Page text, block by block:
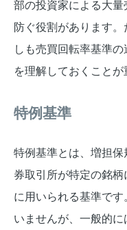
部の投資家による大
防ぐ役割があります
しも売買回転率基準
を理解しておくことが
特例基準
特例基準とは、増担
券取引所が特定の銘
に用いられる基準で
いませんが、一般的